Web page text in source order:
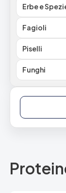
Erbe e
Fagioli
Piselli
Funghi